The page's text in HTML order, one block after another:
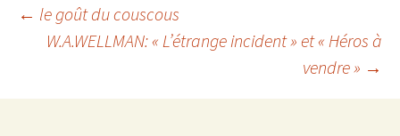
Navigation
← le goût du couscous
W.A.WELLMAN: « L’étrange incident » et « Héros à
vendre » →